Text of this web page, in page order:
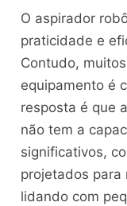
O aspirador
praticidade e
Contudo,
equipamento é
resposta é que
não tem a
significativos,
projetados para
lidando com